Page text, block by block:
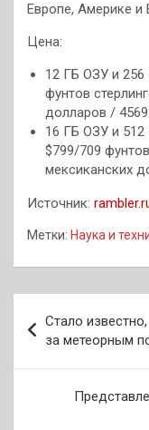
Европе, Америке и
Цена:
12 ГБ ОЗУ и
фунтов
долларов /
16 ГБ ОЗУ и
$799/709
мексиканских
Источник:
Метки: Наука и
по
записям
Стало
за метеорным